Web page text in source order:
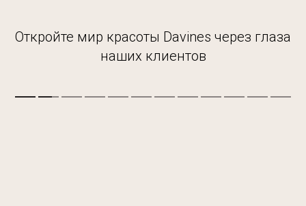
Откройте мир красоты Davines через глаза
наших клиентов